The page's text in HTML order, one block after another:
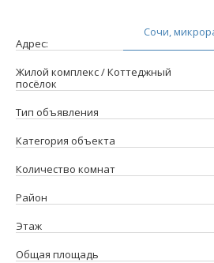
Адрес:
Сочи,
Жилой комплекс / Коттеджный
посёлок
Тип объявления
Категория объекта
Количество комнат
Район
Этаж
Общая площадь